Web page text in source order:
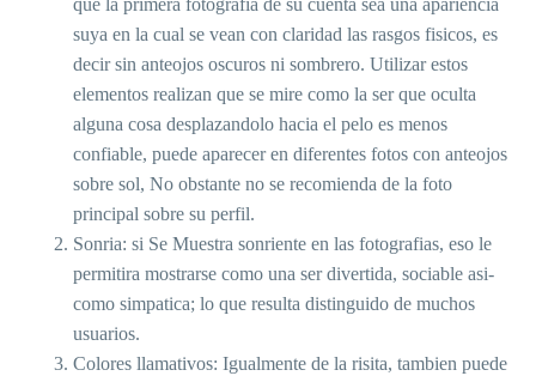
que la primera fotografia de su cuenta sea una apariencia
suya en la cual se vean con claridad las rasgos fisicos, es
decir sin anteojos oscuros ni sombrero. Utilizar estos
elementos realizan que se mire como la ser que oculta
alguna cosa desplazandolo hacia el pelo es menos
confiable, puede aparecer en diferentes fotos con anteojos
sobre sol, No obstante no se recomienda de la foto
principal sobre su perfil.
Sonria: si Se Muestra sonriente en las fotografias, eso le
permitira mostrarse como una ser divertida, sociable asi­
como simpatica; lo que resulta distinguido de muchos
usuarios.
Colores llamativos: Igualmente de la risita, tambien puede